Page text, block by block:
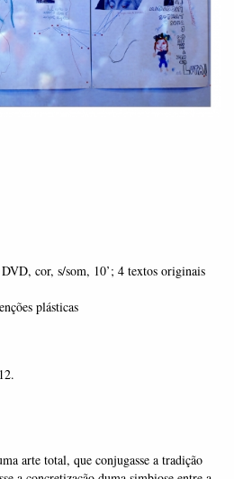
cor, s/som, 10’; 4 textos originais
plásticas
arte total, que conjugasse a tradição